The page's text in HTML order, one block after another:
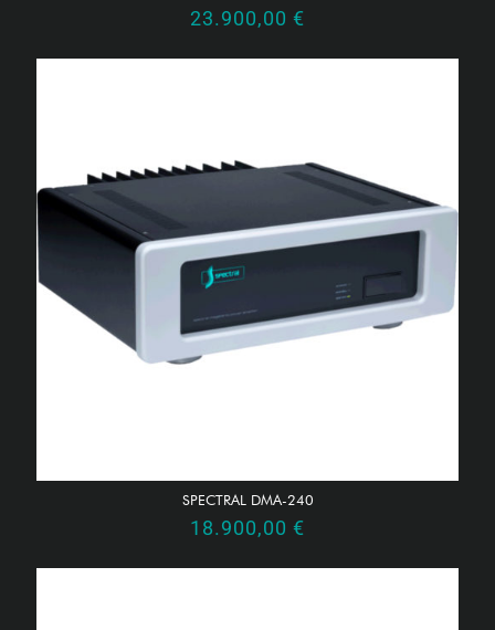
23.900,00 €
SPECTRAL DMA-240
18.900,00 €